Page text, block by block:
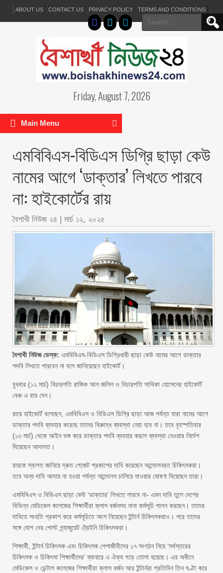
ABOUT US CONTACT US PRIVACY POLICY TERMS AND CONDITIONS
Search
for:
Friday, August 7, 2026
Main Menu
এমবিবিএস-বিডিএস ডিগ্রি ছাড়া কেউ
নামের আগে ‘ডাক্তার’ লিখতে পারবে
না: হাইকোর্টের রায়
বৈশাখী নিউজ ২৪ | মার্চ ১২, ২০২৫
বৈশাখী নিউজ ডেস্ক: এমবিবিএস-বিডিএস ডিগ্রিধারী ছাড়া কেউ নামের আগে ডাক্তার
পদবি লিখতে পারবেন না বলে জানিয়েছেন হাইকোর্ট।
বুধবার (১২ মার্চ) বিচারপতি রাজিক আল জলিল ও বিচারপতি সাথিকা হোসেনের হাইকোর্ট
বেঞ্চ এ রায় দেন।
রায়ে হাইকোর্ট বলেছেন, এমবিবিএস ও বিডিএস ডিগ্রি ছাড়া আজ পর্যন্ত যারা নামের আগে
ডাক্তার পদবি ব্যবহার করেছে তাদের বিরুদ্ধে ব্যবস্থা নেয়া হবে না। তবে বৃহস্পতিবার
(১৩ মার্চ) থেকে আইন ভঙ্গ করে ডাক্তার পদবি ব্যবহার করলে ব্যবস্থা নেওয়ার নির্দেশ
দিয়েছেন আদালত।
রায়কে স্বাগত জানিয়ে দ্রুত গেজেট প্রকাশের দাবি করেছেন আন্দোলনরত চিকিৎসকরা।
তবে অন্য দাবি আদায় না হওয়া পর্যন্ত আন্দোলন চালিয়ে যাওয়ার ঘোষণা দিয়েছেন তারা।
এমবিবিএস ও বিডিএস ছাড়া কেউ ‘ডাক্তার’ লিখতে পারবে না- এমন দাবি তুলে দেশের
বিভিন্ন মেডিকেল কলেজের শিক্ষার্থীরা ক্লাস বর্জনসহ নানা কর্মসূচি পালন করছেন। তাদের
দাবিতে সংহতি প্রকাশ করে কর্মসূচিতে অংশ নিয়েছেন ইন্টার্ন চিকিৎসকরাও। পরে তাদের
সঙ্গে যোগ দেয় পোস্ট গ্র্যাজুয়েট ট্রেইনি চিকিৎসকরা।
শিক্ষার্থী, ইন্টার্ন চিকিৎসক এবং চিকিৎসক পেশাজীবীদের ১৭ সংগঠন নিয়ে ‘সর্বস্তরের
চিকিৎসক ও চিকিৎসা শিক্ষার্থীদের’ ব্যানারে এ ঐক্য গড়ে তোলা হয়েছে। এর অধীনে
মেডিকেল ও ডেন্টাল কলেজের শিক্ষার্থীরা ক্লাস বর্জন আর ইন্টার্নরা প্রতিদিন তিন ঘণ্টা করে